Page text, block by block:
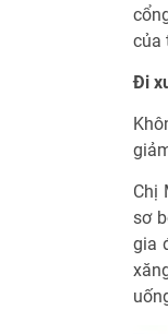
của
Đi
Chị
sơ
gia